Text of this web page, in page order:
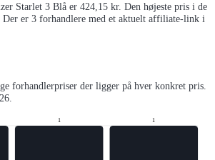
Starlet 3 Blå er 424,15 kr. Den højeste pris i de
Der er 3 forhandlere med et aktuelt affiliate-link i
forhandlerpriser der ligger på hver konkret pris.
.
1 1